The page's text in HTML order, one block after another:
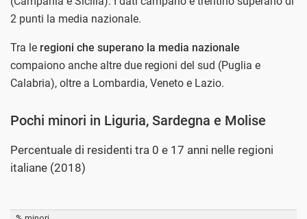
2 punti la media nazionale.
Tra le regioni che superano la media nazionale
compaiono anche altre due regioni del sud (Puglia e
Calabria), oltre a Lombardia, Veneto e Lazio.
Pochi minori in Liguria, Sardegna e Molise
Percentuale di residenti tra 0 e 17 anni nelle regioni
italiane (2018)